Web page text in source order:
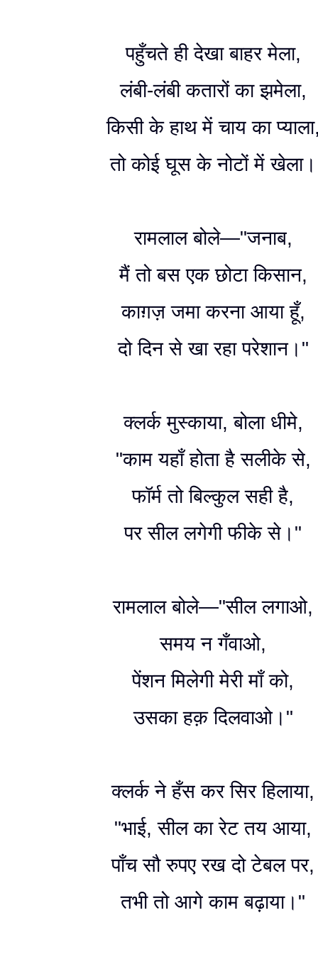
पहुँचते ही देखा बाहर मेला,
लंबी-लंबी कतारों का झमेला,
किसी के हाथ में चाय का
तो कोई घूस के नोटों में खेला।
रामलाल बोले—"जनाब,
मैं तो बस एक छोटा किसान,
काग़ज़ जमा करना आया हूँ,
दो दिन से खा रहा परेशान।"
क्लर्क मुस्काया, बोला धीमे,
"काम यहाँ होता है सलीके से,
फॉर्म तो बिल्कुल सही है,
पर सील लगेगी फीके से।"
रामलाल बोले—"सील लगाओ,
समय न गँवाओ,
पेंशन मिलेगी मेरी माँ को,
उसका हक़ दिलवाओ।"
क्लर्क ने हँस कर सिर हिलाया,
"भाई, सील का रेट तय आया,
पाँच सौ रुपए रख दो टेबल पर,
तभी तो आगे काम बढ़ाया।"